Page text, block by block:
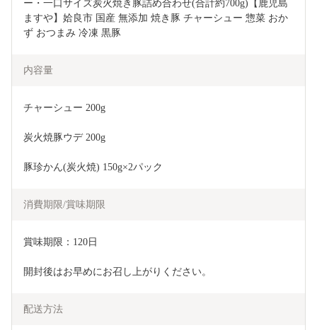
ー・一口サイズ炭火焼き豚詰め合わせ(合計約700g)【鹿児島
ますや】姶良市 国産 無添加 焼き豚 チャーシュー 惣菜 おか
ず おつまみ 冷凍 黒豚
内容量
チャーシュー 200g
炭火焼豚ウデ 200g
豚珍かん(炭火焼) 150g×2パック
消費期限/賞味期限
賞味期限：120日
開封後はお早めにお召し上がりください。
配送方法